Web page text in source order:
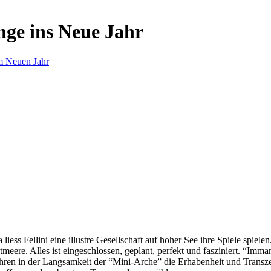
ins Neue Jahr
Neuen Jahr
Fellini eine illustre Gesellschaft auf hoher See ihre Spiele
Alles ist eingeschlossen, geplant, perfekt und fasziniert.
in der Langsamkeit der “Mini-Arche” die Erhabenheit und